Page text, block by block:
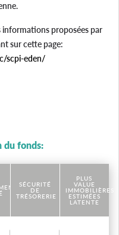
informations proposées par
sur cette page:
scpi-eden/
du fonds:
SÉCURITÉ
DE
TRÉSORERIE
PLUS
VALUE
IMMOBILIÈRES
ESTIMÉES
LATENTE